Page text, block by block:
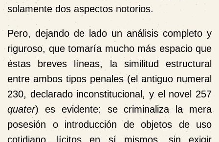
solamente dos aspectos notorios.
Pero, dejando de lado un análisis completo y
riguroso, que tomaría mucho más espacio que
éstas breves líneas, la similitud estructural
entre ambos tipos penales (el antiguo numeral
230, declarado inconstitucional, y el novel 257
quater) es evidente: se criminaliza la mera
posesión o introducción de objetos de uso
cotidiano, lícitos en sí mismos, sin exigir